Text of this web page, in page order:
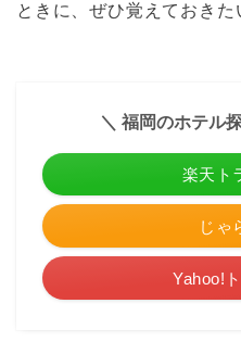
ときに、ぜひ覚えておきた
＼ 福岡のホテル
楽天ト
じゃ
Yahoo!